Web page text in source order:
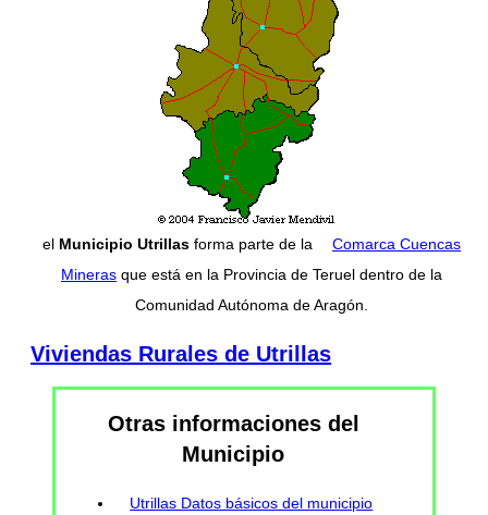
el Municipio Utrillas forma parte de la
Comarca Cuencas
Mineras que está en la Provincia de Teruel dentro de la
Comunidad Autónoma de Aragón.
Viviendas Rurales de Utrillas
Otras informaciones del
Municipio
Utrillas Datos básicos del municipio